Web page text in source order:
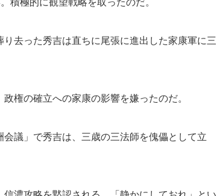
積極的に観望戦略を取ったのだ。
去った秀吉は直ちに尾張に進出した家康軍に三
権の確立への家康の影響を嫌ったのだ。
議」で秀吉は、三歳の三法師を傀儡として立